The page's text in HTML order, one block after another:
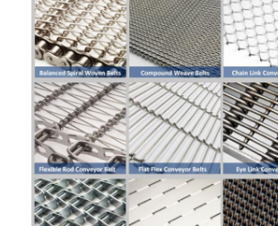
Bande transporteuse en nid d'abeille
Plat de chaîne de convoyeur
Mesh Belt photovoltaïque solaire
Chaîne Mesh Belt
Ceinture en spirale de congélateur
Oven Conveyor Belt